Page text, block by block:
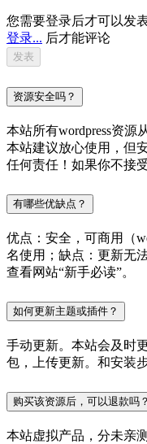
您需要登录后才可以发
登录... 后才能评论
资源安全吗？
本站所有wordpress资源
本站建议放心使用，但
任何责任！如果你不接
有哪些优缺点？
优点：安全，可商用（
名使用；缺点：更新无
查看网站“新手必读”。
如何更新主题或插件？
手动更新。本站会及时
包，上传更新。和安装
购买该资源后，可以退款吗？
本站虚拟产品，分未亲